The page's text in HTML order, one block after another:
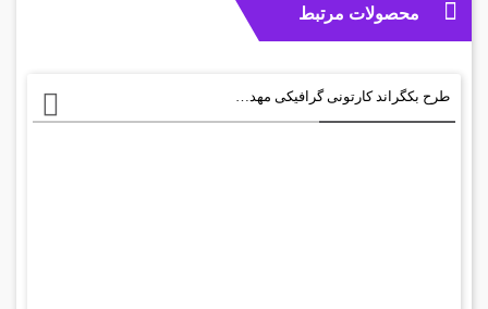
محصولات مرتبط